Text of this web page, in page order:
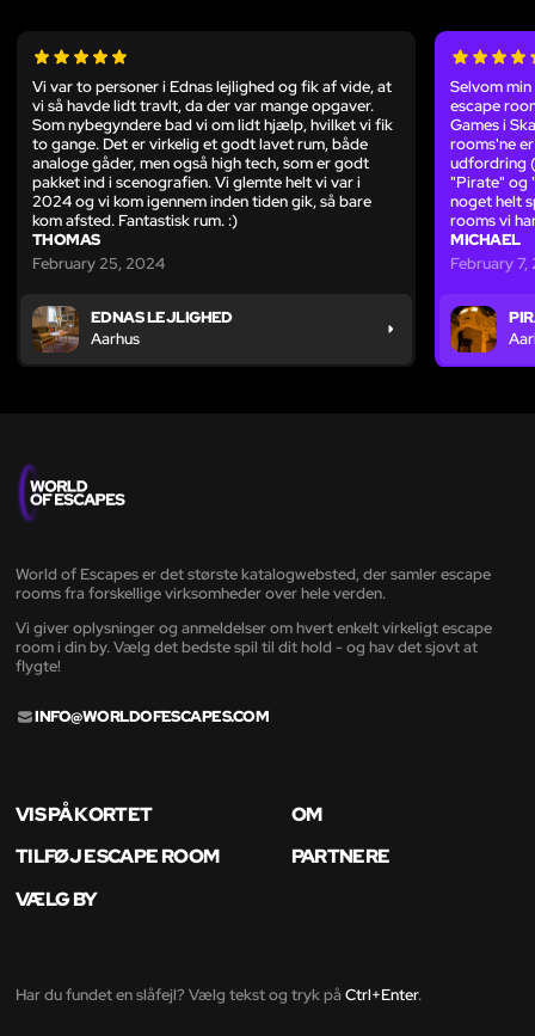
Vi var to personer i Ednas lejlighed og fik af vide, at
vi så havde lidt travlt, da der var mange opgaver.
Som nybegyndere bad vi om lidt hjælp, hvilket vi fik
to gange. Det er virkelig et godt lavet rum, både
analoge gåder, men også high tech, som er godt
pakket ind i scenografien. Vi glemte helt vi var i
2024 og vi kom igennem inden tiden gik, så bare
kom afsted. Fantastisk rum. :)
THOMAS
February 25, 2024
EDNAS LEJLIGHED
Aarhus
Selvom
escape
Games i
rooms'ne
udfordring
"Pirate" og
noget helt
rooms vi
MICHAEL
February 7,
World of Escapes er det største katalogwebsted, der samler escape
rooms fra forskellige virksomheder over hele verden.
Vi giver oplysninger og anmeldelser om hvert enkelt virkeligt escape
room i din by. Vælg det bedste spil til dit hold - og hav det sjovt at
flygte!
INFO@WORLDOFESCAPES.COM
VIS PÅ KORTET
OM
TILFØJ ESCAPE ROOM
PARTNERE
VÆLG BY
Har du fundet en slåfejl? Vælg tekst og tryk på Ctrl+Enter.